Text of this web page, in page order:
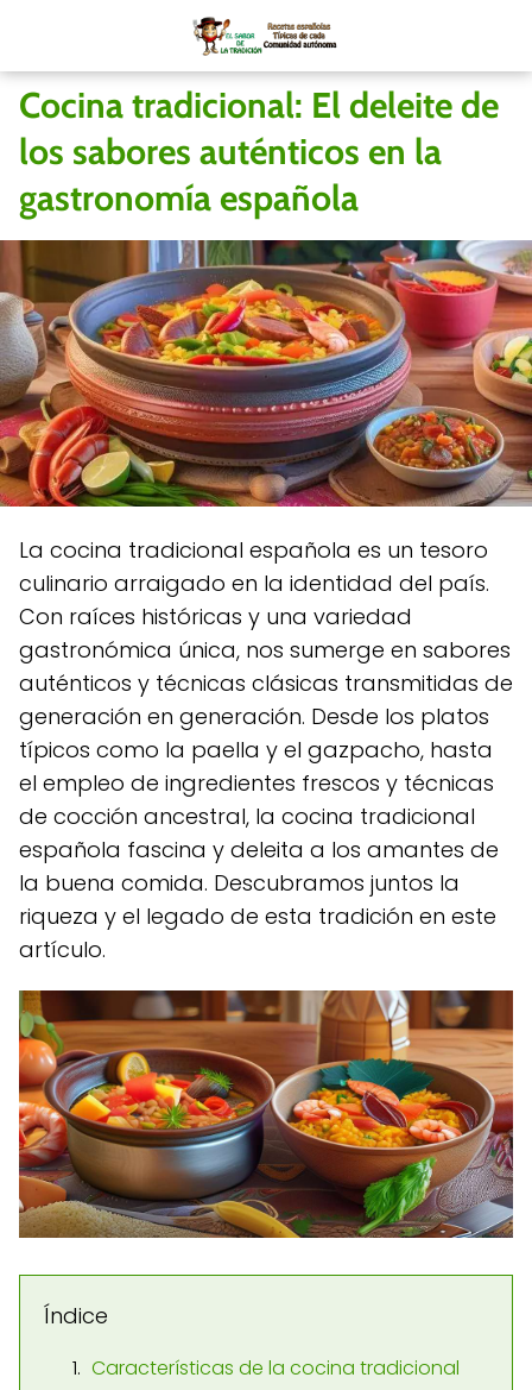
Cocina tradicional: El deleite de
los sabores auténticos en la
gastronomía española
La cocina tradicional española es un tesoro
culinario arraigado en la identidad del país.
Con raíces históricas y una variedad
gastronómica única, nos sumerge en sabores
auténticos y técnicas clásicas transmitidas de
generación en generación. Desde los platos
típicos como la paella y el gazpacho, hasta
el empleo de ingredientes frescos y técnicas
de cocción ancestral, la cocina tradicional
española fascina y deleita a los amantes de
la buena comida. Descubramos juntos la
riqueza y el legado de esta tradición en este
artículo.
Índice
Características de la cocina tradicional